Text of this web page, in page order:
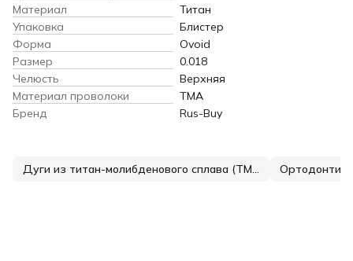
Материал
Титан
Упаковка
Блистер
Форма
Ovoid
Размер
0.018
Челюсть
Верхняя
Материал проволоки
TMA
Бренд
Rus-Buy
Дуги из титан-молибденового сплава (TMA)